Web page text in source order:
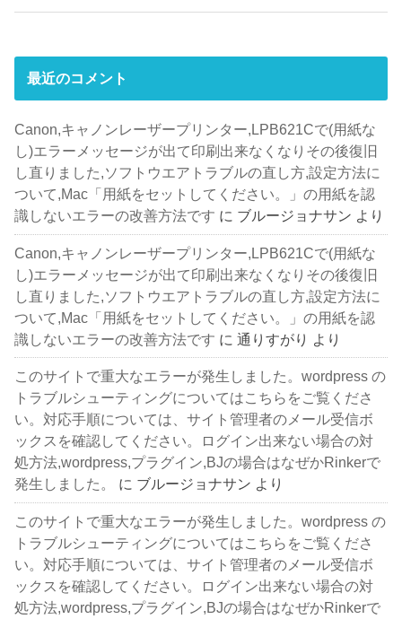
最近のコメント
Canon,キャノンレーザープリンター,LPB621Cで(用紙な
し)エラーメッセージが出て印刷出来なくなりその後復旧
し直りました,ソフトウエアトラブルの直し方,設定方法に
ついて,Mac「用紙をセットしてください。」の用紙を認
識しないエラーの改善方法です に ブルージョナサン より
Canon,キャノンレーザープリンター,LPB621Cで(用紙な
し)エラーメッセージが出て印刷出来なくなりその後復旧
し直りました,ソフトウエアトラブルの直し方,設定方法に
ついて,Mac「用紙をセットしてください。」の用紙を認
識しないエラーの改善方法です に通りすがり より
このサイトで重大なエラーが発生しました。wordpress の
トラブルシューティングについてはこちらをご覧くださ
い。対応手順については、サイト管理者のメール受信ボ
ックスを確認してください。ログイン出来ない場合の対
処方法,wordpress,プラグイン,BJの場合はなぜかRinkerで
発生しました。
に ブルージョナサン より
このサイトで重大なエラーが発生しました。wordpress の
トラブルシューティングについてはこちらをご覧くださ
い。対応手順については、サイト管理者のメール受信ボ
ックスを確認してください。ログイン出来ない場合の対
処方法,wordpress,プラグイン,BJの場合はなぜかRinkerで